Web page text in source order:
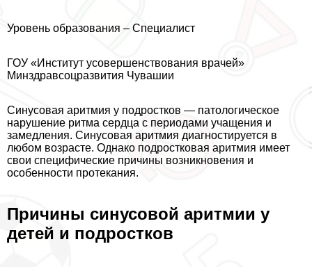
Уровень образования – Специалист
ГОУ «Институт усовершенствования врачей»
Минздравсоцразвития Чувашии
Синусовая аритмия у подростков — патологическое
нарушение ритма сердца с периодами учащения и
замедления. Синусовая аритмия диагностируется в
любом возрасте. Однако подростковая аритмия имеет
свои специфические причины возникновения и
особенности протекания.
Причины синусовой аритмии у
детей и подростков